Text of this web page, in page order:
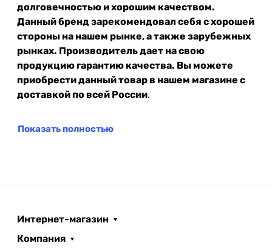
долговечностью и хорошим качеством.
Данный бренд зарекомендовал себя с хорошей
стороны на нашем рынке, а также зарубежных
рынках. Производитель дает на свою
продукцию гарантию качества. Вы можете
приобрести данный товар в нашем магазине с
доставкой по всей России.
Показать полностью
Интернет-магазин
Компания